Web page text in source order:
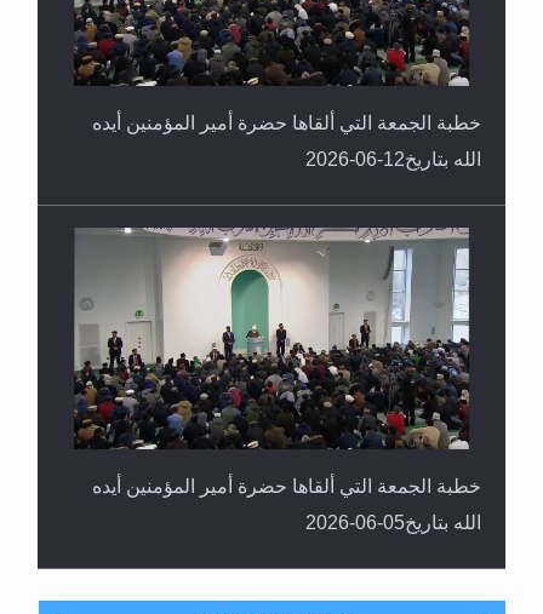
خطبة الجمعة التي ألقاها حضرة أمير المؤمنين أيده
الله بتاريخ12-06-2026
خطبة الجمعة التي ألقاها حضرة أمير المؤمنين أيده
الله بتاريخ05-06-2026